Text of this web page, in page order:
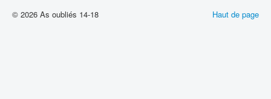
Haut de page
© 2026 As oubliés 14-18